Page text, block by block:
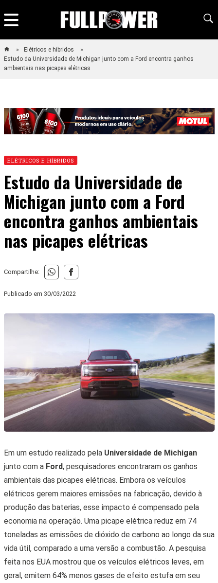
Elétricos e híbridos
Estudo da Universidade de Michigan junto com a Ford encontra ganhos
ambientais nas picapes elétricas
ELÉTRICOS E HÍBRIDOS
Estudo da Universidade de
Michigan junto com a Ford
encontra ganhos ambientais
nas picapes elétricas
Compartilhe:
Publicado em 30/03/2022
Em um estudo realizado pela Universidade de Michigan
junto com a Ford, pesquisadores encontraram os ganhos
ambientais das picapes elétricas. Embora os veículos
elétricos gerem maiores emissões na fabricação, devido à
produção das baterias, esse impacto é compensado pela
economia na operação. Uma picape elétrica reduz em 74
toneladas as emissões de dióxido de carbono ao longo da sua
vida útil, comparado a uma versão a combustão. A pesquisa
feita nos EUA mostrou que os veículos elétricos leves, em
geral, emitem 64% menos gases de efeito estufa em seu